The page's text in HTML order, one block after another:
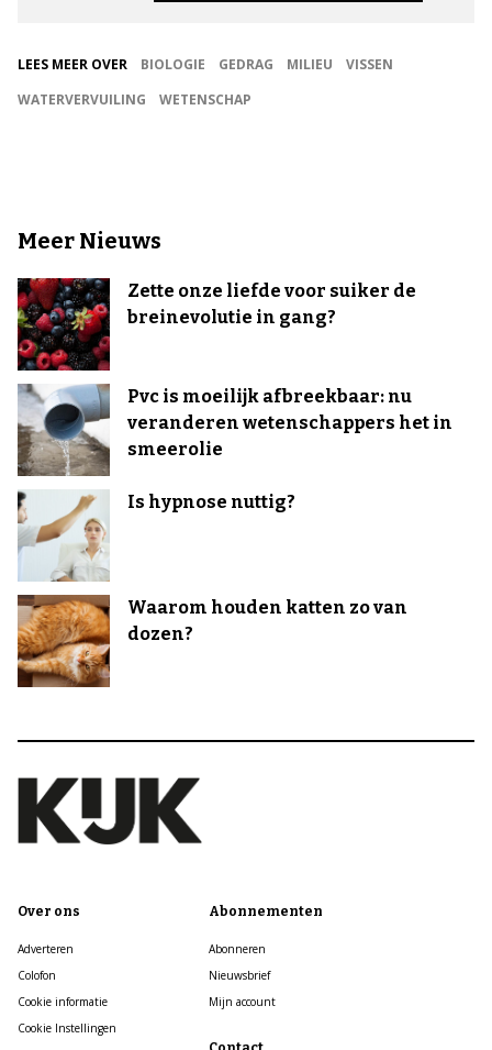
LEES MEER OVER BIOLOGIE GEDRAG MILIEU
VISSEN
WATERVERVUILING
WETENSCHAP
Meer Nieuws
Zette onze liefde voor suiker de
breinevolutie in gang?
Pvc is moeilijk afbreekbaar: nu
veranderen wetenschappers het in
smeerolie
Is hypnose nuttig?
Waarom houden katten zo van
dozen?
Over ons
Adverteren
Colofon
Cookie informatie
Cookie Instellingen
Abonnementen
Abonneren
Nieuwsbrief
Mijn account